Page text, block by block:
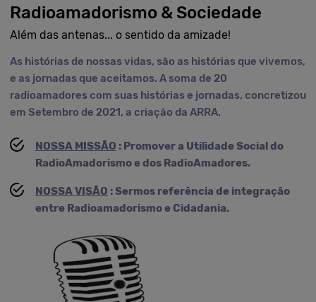
Radioamadorismo & Sociedade
Além das antenas... o sentido da amizade!
As histórias de nossas vidas, são as histórias que vivemos,
e as jornadas que aceitamos. A soma de 20
radioamadores com suas histórias e jornadas, concretizou
em Setembro de 2021, a criação da ARRA.
NOSSA MISSÃO : Promover a Utilidade Social do
RadioAmadorismo e dos RadioAmadores.
NOSSA VISÃO : Sermos referência de integração
entre Radioamadorismo e Cidadania.